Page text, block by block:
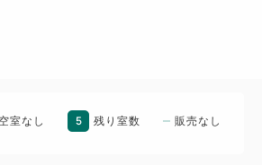
空室なし 5 残り室数 販売なし